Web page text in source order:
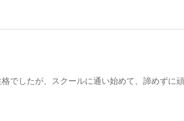
でしたが、スクールに通い始めて、諦めずに